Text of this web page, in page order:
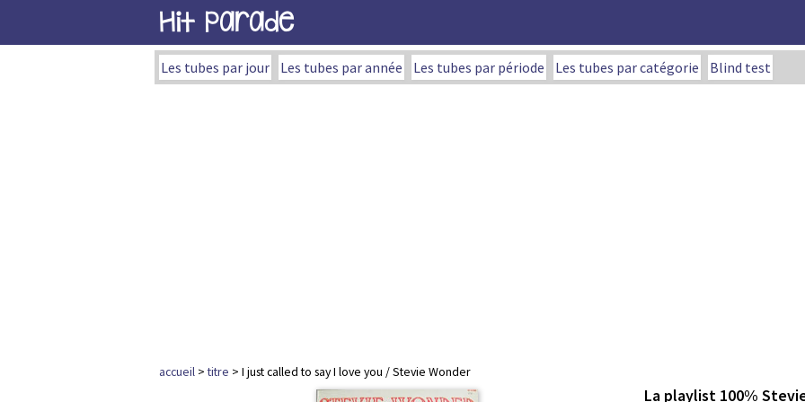
Hit Parade
Les tubes par jour Les tubes par année Les tubes par période Les tubes par catégorie Blind test
accueil >titre > I just called to say I love you / Stevie Wonder
La playlist 100%